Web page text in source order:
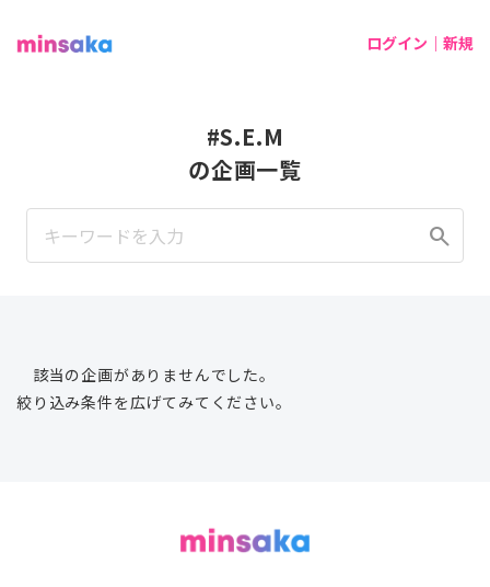
ログイン｜新規
#S.E.M
の企画一覧
search
該当の企画がありませんでした。
絞り込み条件を広げてみてください。